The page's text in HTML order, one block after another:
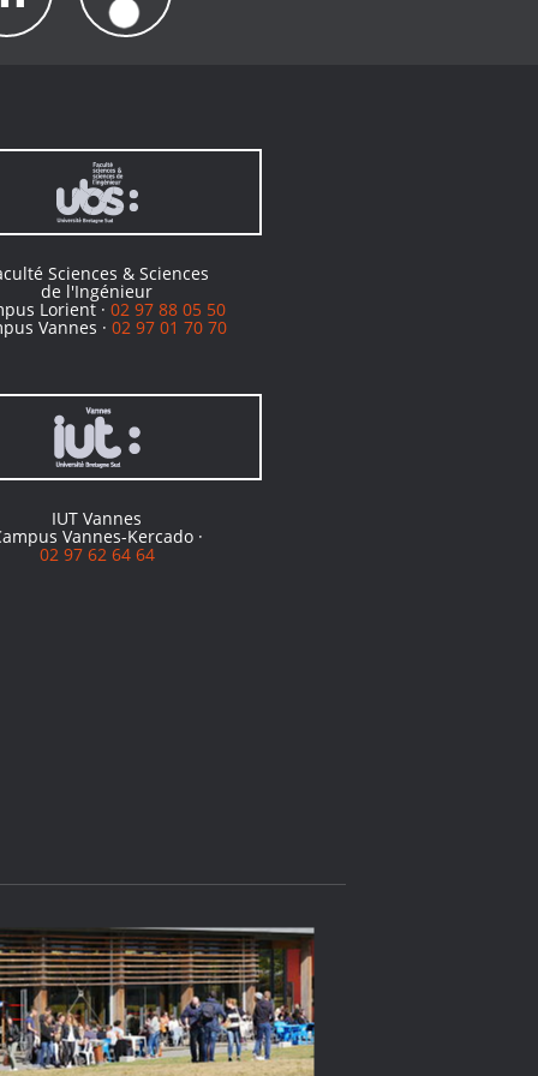
Sciences & Sciences
de l'Ingénieur
Lorient · 02 97 88 05 50
Vannes · 02 97 01 70 70
IUT Vannes
Vannes-Kercado ·
02 97 62 64 64